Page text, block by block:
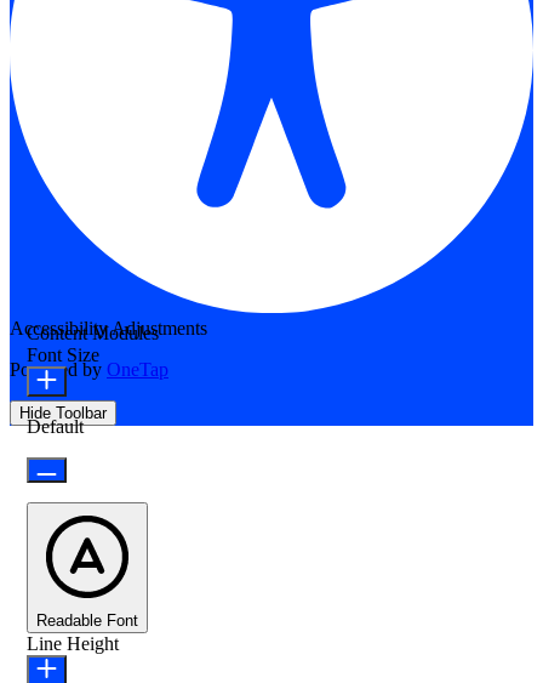
Accessibility Adjustments
Powered by OneTap
Hide Toolbar
Content Modules
Font Size
Default
Readable Font
Line Height